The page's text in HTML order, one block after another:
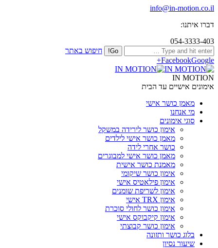
info@in-motion.co.il
דברו איתנו:
054-3333-403
חיפוש באתר
FacebookGoogle+
IN MOTION
אימונים אישיים עד הבית
מאמן כושר אישי
מי אנחנו
סוגי אימונים
אימון כושר לירידה במשקל
מאמן כושר אישי לילדים
כושר אחרי לידה
מאמן כושר אישי למבוגרים
מאמנת כושר אישית
אימון כושר שיקומי
אימון פילאטיס אישי
אימון לשריפת שומנים
אימון TRX אישי
אימון כושר לחולי סוכרת
אימון קיקבוקס אישי
אימון כושר קבוצתי
בלוג כושר ותזונה
שיעור נסיון